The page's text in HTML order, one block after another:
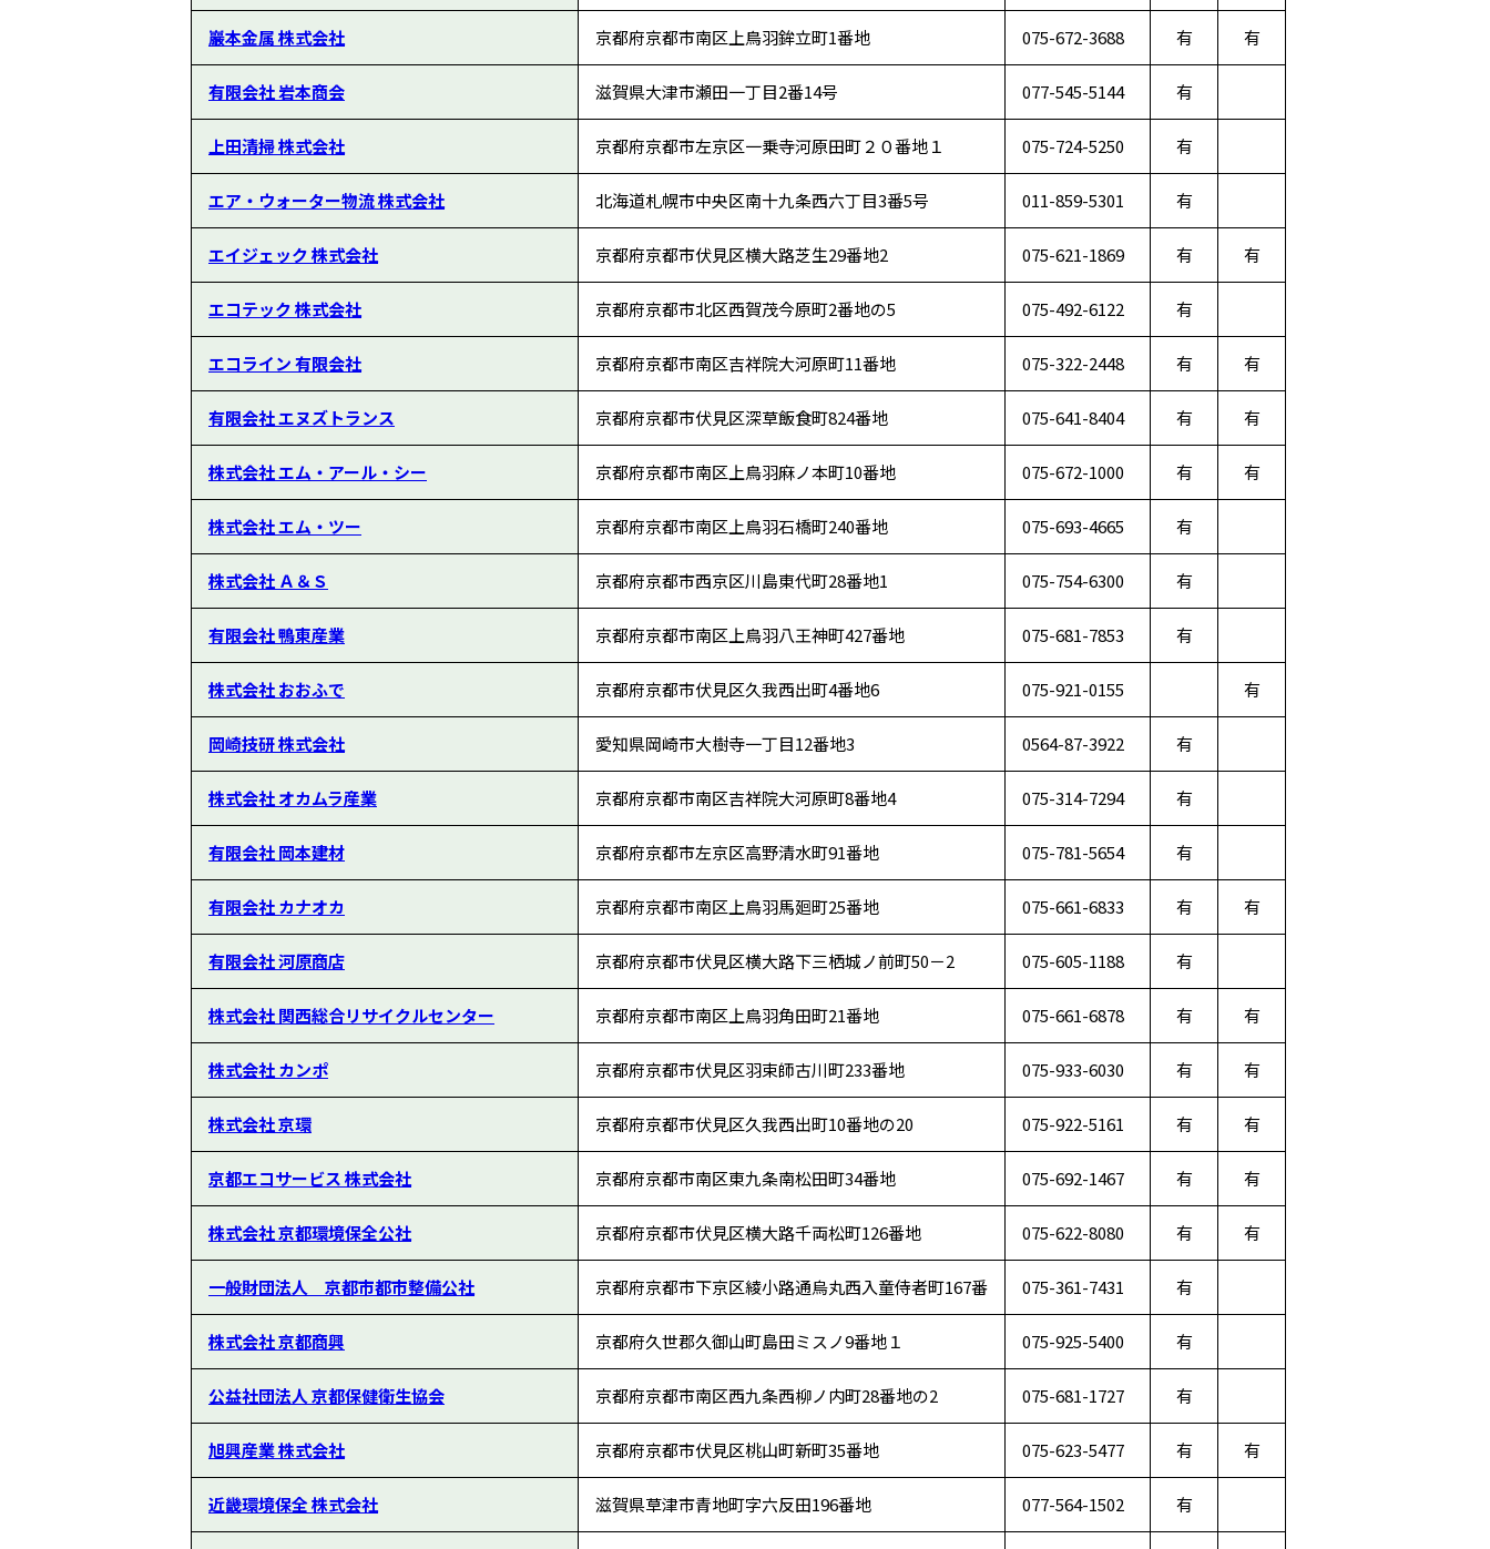
巖本金属 株式会社 京都府京都市南区上鳥羽鉾立町1番地 075-672-3688 有 有
有限会社 岩本商会 滋賀県大津市瀬田一丁目2番14号 077-545-5144 有
上田清掃 株式会社 京都府京都市左京区一乗寺河原田町２０番地１ 075-724-5250 有
エア・ウォーター物流 株式会社 北海道札幌市中央区南十九条西六丁目3番5号 011-859-5301 有
エイジェック 株式会社 京都府京都市伏見区横大路芝生29番地2 075-621-1869 有 有
エコテック 株式会社 京都府京都市北区西賀茂今原町2番地の5 075-492-6122 有
エコライン 有限会社 京都府京都市南区吉祥院大河原町11番地 075-322-2448 有 有
有限会社 エヌズトランス 京都府京都市伏見区深草飯食町824番地 075-641-8404 有 有
株式会社 エム・アール・シー 京都府京都市南区上鳥羽麻ノ本町10番地 075-672-1000 有 有
株式会社 エム・ツー 京都府京都市南区上鳥羽石橋町240番地 075-693-4665 有
株式会社 Ａ＆Ｓ 京都府京都市西京区川島東代町28番地1 075-754-6300 有
有限会社 鴨東産業 京都府京都市南区上鳥羽八王神町427番地 075-681-7853 有
株式会社 おおふで 京都府京都市伏見区久我西出町4番地6 075-921-0155 有
岡崎技研 株式会社 愛知県岡崎市大樹寺一丁目12番地3 0564-87-3922 有
株式会社 オカムラ産業 京都府京都市南区吉祥院大河原町8番地4 075-314-7294 有
有限会社 岡本建材 京都府京都市左京区高野清水町91番地 075-781-5654 有
有限会社 カナオカ 京都府京都市南区上鳥羽馬廻町25番地 075-661-6833 有 有
有限会社 河原商店 京都府京都市伏見区横大路下三栖城ノ前町50－2 075-605-1188 有
株式会社 関西総合リサイクルセンター 京都府京都市南区上鳥羽角田町21番地 075-661-6878 有 有
株式会社 カンポ 京都府京都市伏見区羽束師古川町233番地 075-933-6030 有 有
株式会社 京環 京都府京都市伏見区久我西出町10番地の20 075-922-5161 有 有
京都エコサービス 株式会社 京都府京都市南区東九条南松田町34番地 075-692-1467 有 有
株式会社 京都環境保全公社 京都府京都市伏見区横大路千両松町126番地 075-622-8080 有 有
一般財団法人 京都市都市整備公社 京都府京都市下京区綾小路通烏丸西入童侍者町167番 075-361-7431 有
株式会社 京都商興 京都府久世郡久御山町島田ミスノ9番地１ 075-925-5400 有
公益社団法人 京都保健衛生協会 京都府京都市南区西九条西柳ノ内町28番地の2 075-681-1727 有
旭興産業 株式会社 京都府京都市伏見区桃山町新町35番地 075-623-5477 有 有
近畿環境保全 株式会社 滋賀県草津市青地町字六反田196番地 077-564-1502 有